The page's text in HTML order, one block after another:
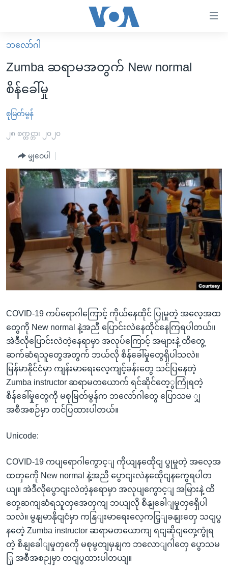
လွယ်ကူ
စေ
သည့်
Link
များ
ပင်မ
ကြည့်
ရန်
ပင်မ
ညွန်း
စာမျက်နှာ
ရန်
ရှာဖွေ
ရန်
နေရာ
ကျော်
ရန်
မြန်မာ
ကမ္ဘာ့သတင်းများ
နိုင်ငံတကာ
အစ္စရေး-ပါလက်စတိုင်း
ဗွီဒီယို
အင်္ဂလိပ်စာလေ့လာမယ်
အမေရိကန်သုံးအီဒီယံ
မကြေးမုံရဲ့ အင်္ဂလိပ်စာ
ရုပ်ရှင်ထဲက အင်္ဂလိပ်စာ
သုတပဒေသာ အင်္ဂလိပ်စာ
အပတ်စဉ်ကဏ္ဍများ
ရေဒီယို
တီဗွီ
ရေဒီယိုနှင့်ရုပ်သံ အချက်အလက်များ
ရေဒီယို/တီဗွီအစီအစဉ်
Learning English
ဗွီအိုအေ လူမှုကွန်ယက်များ
ဘာသာစကားများ
ဘလော်ဂါ
Zumba ဆရာမအတွက် New normal
စိန်ခေါ်မှု
စုမြတ်မွန်
၂၈ စက္တင္ဘာ၊ ၂၀၂၀
မျှဝေပါ
COVID-19 ကပ်ရောဂါကြောင့် ကိုယ်နေထိုင် ပြုမှုတဲ့ အလေ့အထ
တွေကို New normal နဲ့အညီ ပြောင်းလဲနေထိုင်နေကြရပါတယ်။
အဲဒီလိုပြောင်းလဲတဲ့နေရာမှာ အလုပ်ကြောင့် အများနဲ့ ထိတွေ့
ဆက်ဆံရသူတွေအတွက် ဘယ်လို စိန်ခေါ်မှုတွေရှိပါသလဲ။
မြန်မာနိုင်ငံမှာ ကျန်းမာရေးလေ့ကျင့်ခန်းတွေ သင်ပြနေတဲ့
Zumba instructor ဆရာမတယောက် ရင်ဆိုင်တေ့ွကြုံရတဲ့
စိန်ခေါ်မှုတွေကို မစုမြတ်မွန်က ဘလော်ဂါတွေ ပြောသမ ျှ
အစီအစဉ်မှာ တင်ပြထားပါတယ်။
Unicode:
COVID-19 ကပျရောဂါကွောင့ျ ကိုယျနထေိုငျ ပွုမှုတဲ့ အလေ့အ
ထတှကေို New normal နဲ့အညီ ပွောငျးလဲနထေိုငျနကွေရပါတ
ယျ။ အဲဒီလိုပွောငျးလဲတဲ့နရောမှာ အလုပျကွောင့ျ အမြားနဲ့ ထိ
တှေ့ဆကျဆံရသူတှအေတှကျ ဘယျလို စိနျခေါျမှုတှရှေိပါ
သလဲ။ မွနျမာနိုငျငံမှာ ကနြျးမာရေးလေ့ကငြ့ျခနျးတှေ သငျပွ
နတေဲ့ Zumba instructor ဆရာမတယောကျ ရငျဆိုငျတှေ့ကွုံရ
တဲ့ စိနျခေါျမှုတှကေို မစုမွတျမှနျက ဘလောျဂါတှေ ပွောသမ
ြှ အစီအစဉျမှာ တငျပွထားပါတယျ။